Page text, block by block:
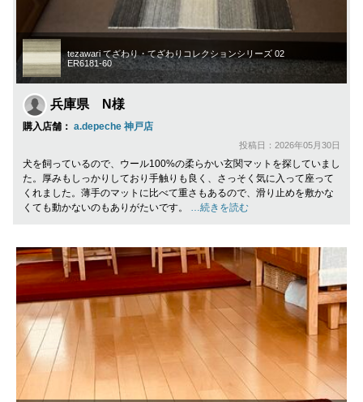
tezawari てざわり・てざわりコレクションシリーズ 02
ER6181-60
兵庫県 N様
購入店舗： a.depeche 神戸店
投稿日：2026年05月30日
犬を飼っているので、ウール100%の柔らかい玄関マットを探していまし
た。厚みもしっかりしており手触りも良く、さっそく気に入って座って
くれました。薄手のマットに比べて重さもあるので、滑り止めを敷かな
くても動かないのもありがたいです。 …続きを読む